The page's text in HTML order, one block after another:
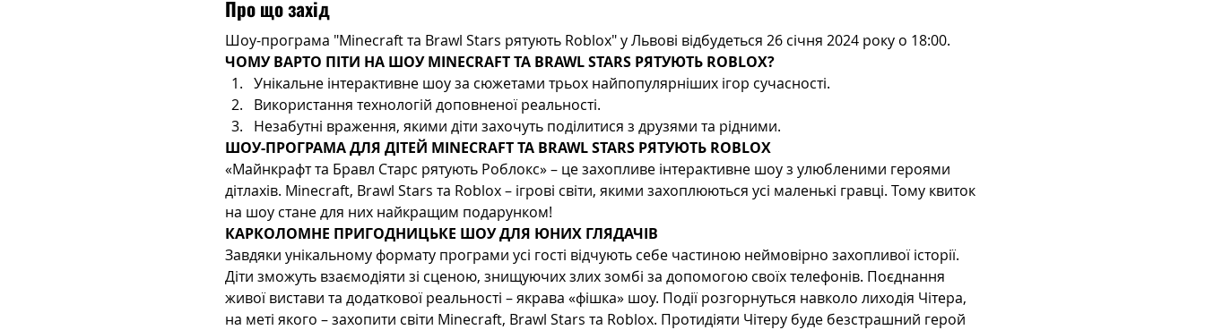
Про що захід
Шоу-програма "Minecraft та Brawl Stars рятують Roblox" у Львові відбудеться 26 січня 2024 року о 18:00.
ЧОМУ ВАРТО ПІТИ НА ШОУ MINECRAFT ТА BRAWL STARS РЯТУЮТЬ ROBLOX?
Унікальне інтерактивне шоу за сюжетами трьох найпопулярніших ігор сучасності.
Використання технологій доповненої реальності.
Незабутні враження, якими діти захочуть поділитися з друзями та рідними.
ШОУ-ПРОГРАМА ДЛЯ ДІТЕЙ MINECRAFT ТА BRAWL STARS РЯТУЮТЬ ROBLOX
«Майнкрафт та Бравл Старс рятують Роблокс» – це захопливе інтерактивне шоу з улюбленими героями
дітлахів. Minecraft, Brawl Stars та Roblox – ігрові світи, якими захоплюються усі маленькі гравці. Тому квиток
на шоу стане для них найкращим подарунком!
КАРКОЛОМНЕ ПРИГОДНИЦЬКЕ ШОУ ДЛЯ ЮНИХ ГЛЯДАЧІВ
Завдяки унікальному формату програми усі гості відчують себе частиною неймовірно захопливої історії.
Діти зможуть взаємодіяти зі сценою, знищуючих злих зомбі за допомогою своїх телефонів. Поєднання
живої вистави та додаткової реальності – якрава «фішка» шоу. Події розгорнуться навколо лиходія Чітера,
на меті якого – захопити світи Minecraft, Brawl Stars та Roblox. Протидіяти Чітеру буде безстрашний герой